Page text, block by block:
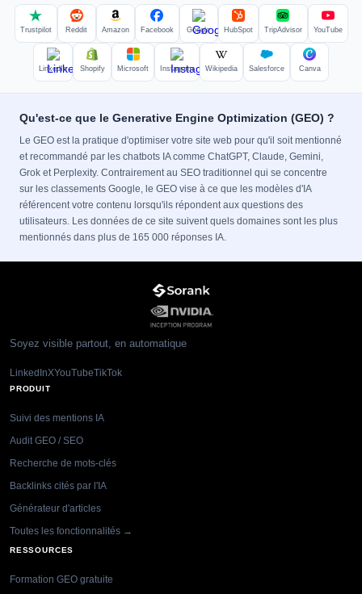
Trustpilot Reddit Amazon Facebook Google HubSpot TripAdvisor YouTube
LinkedIn Shopify Microsoft Instagram Wikipedia Salesforce Canva
Qu'est-ce que le Generative Engine Optimization (GEO) ?
Le GEO est la pratique d'optimiser votre site web pour qu'il soit mentionné
et recommandé par les chatbots IA comme ChatGPT, Claude, Gemini,
Grok et Perplexity. Contrairement au SEO traditionnel qui se concentre
sur les classements Google, le GEO vise à ce que les modèles d'IA
référencent votre contenu lorsqu'ils répondent aux questions des
utilisateurs. Les données de ce site suivent quels domaines sont les plus
mentionnés dans plus de 165 000 réponses IA.
Soyez visible partout, en automatique
LinkedInXYouTubeTikTok
PRODUIT
Suivi des mentions IA
Audit GEO / SEO
Recherche de mots-clés
Backlinks cités par l'IA
Générateur d'articles
Toutes les fonctionnalités →
RESSOURCES
Formation GEO gratuite